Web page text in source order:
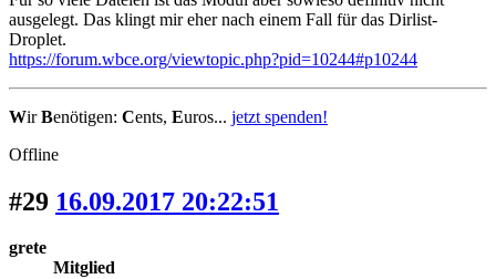
ausgelegt. Das klingt mir eher nach einem Fall für das Dirlist-
Droplet.
https://forum.wbce.org/viewtopic.php?pid=10244#p10244
WirBenötigen: Cents, Euros... jetzt spenden!
Offline
#29 16.09.2017 20:22:51
grete
Mitglied